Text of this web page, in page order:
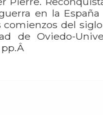
en la
comienzos del
de Oviedo-
pp.Â